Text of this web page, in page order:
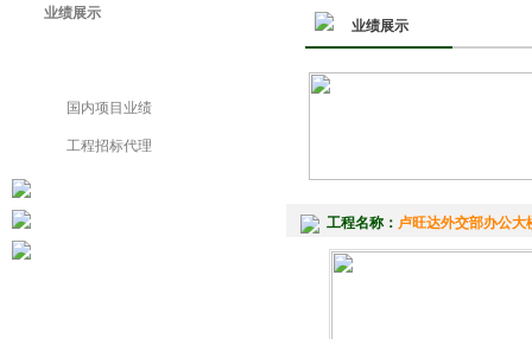
业绩展示
国内项目业绩
工程招标代理
业绩展示
工程名称： 卢旺达外交部办公大